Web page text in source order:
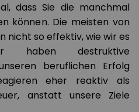
dass Sie die manchmal
können. Die meisten von
nicht so effektiv, wie wir es
haben destruktive
beruflichen Erfolg
eher reaktiv als
anstatt unsere Ziele